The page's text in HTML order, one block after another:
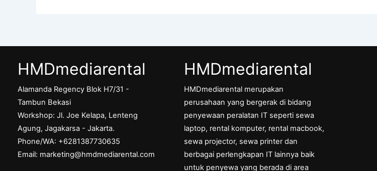
HMDmediarental
Alamanda Regency Blok H7/31 -
Tambun Bekasi
Workshop: Jl. Joe Kelapa, Lenteng
Agung, Jagakarsa - Jakarta.
Phone/WA: +6281387730635
Email: marketing@hmdmediarental.com
HMDmediarental
HMDmediarental merupakan
perusahaan yang bergerak di bidang
penyewaan peralatan IT seperti sewa
laptop, rental komputer, rental macbook,
sewa projector, sewa printer dan
berbagai perlengkapan IT lainnya baik
untuk penyewa yang berada di area